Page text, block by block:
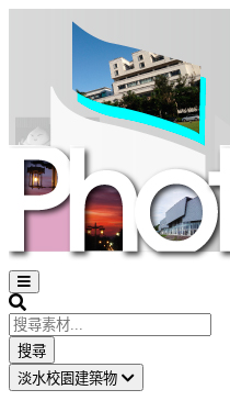
Open
sidebar
Search
搜尋
淡水校園建築物